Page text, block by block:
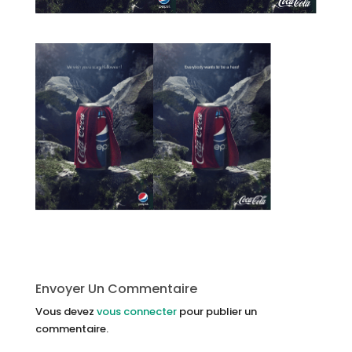
Envoyer Un Commentaire
Vous devez vous connecterpour publier un
commentaire.